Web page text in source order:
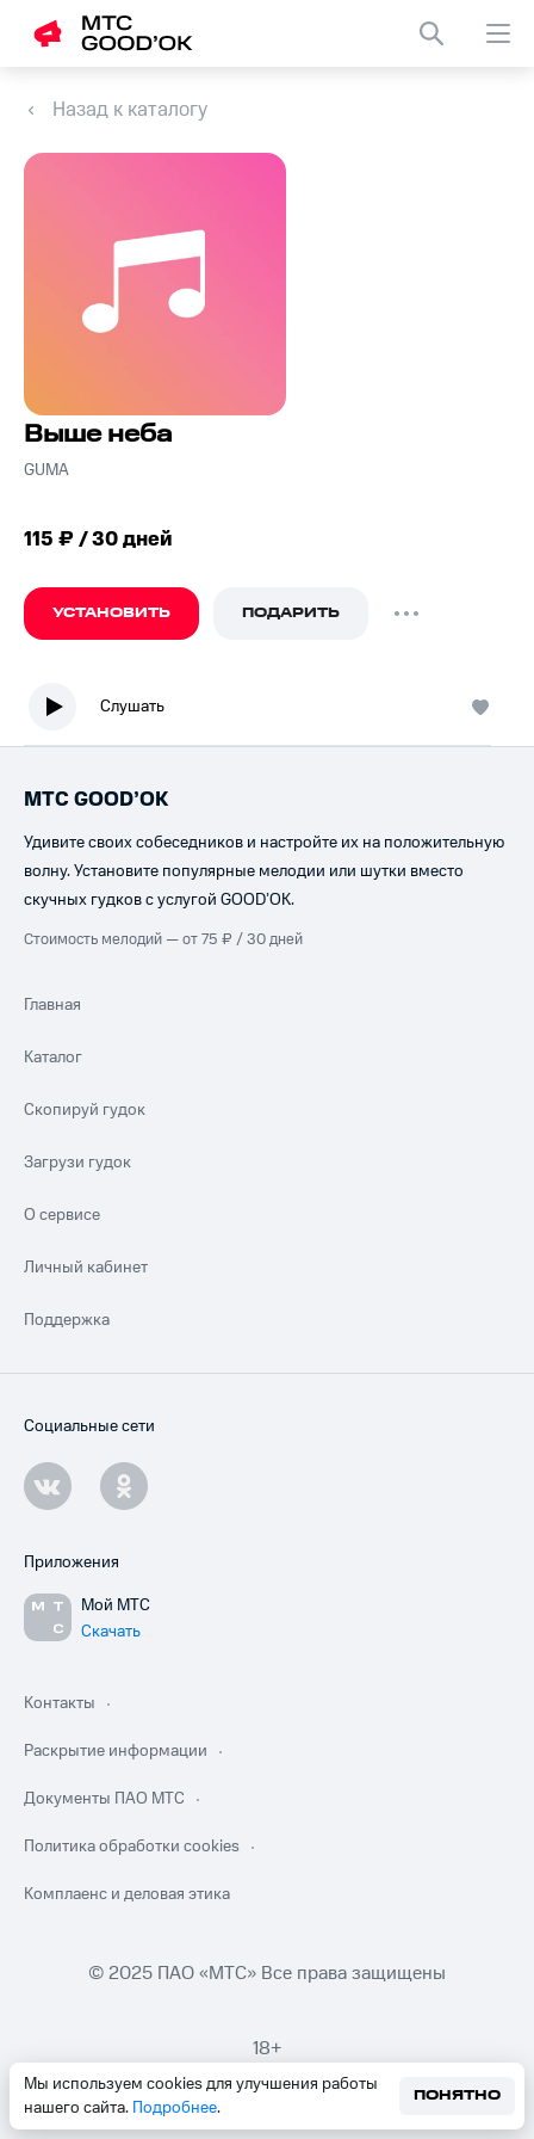
Назад к каталогу
Выше неба
GUMA
115 ₽ / 30 дней
УСТАНОВИТЬ ПОДАРИТЬ
Слушать
Мы используем cookies для улучшения работы
нашего сайта. Подробнее.
ПОНЯТНО
МТС GOOD’OK
Удивите своих собеседников и настройте их на положительную
волну. Установите популярные мелодии или шутки вместо
скучных гудков с услугой GOOD’OK.
Стоимость мелодий — от 75 ₽ / 30 дней
Главная
Каталог
Скопируй гудок
Загрузи гудок
О сервисе
Личный кабинет
Поддержка
Социальные сети
Приложения
Мой МТС
Скачать
Контакты
Раскрытие информации
Документы ПАО МТС
Политика обработки cookies
Комплаенс и деловая этика
© 2025 ПАО «МТС» Все права защищены
18+